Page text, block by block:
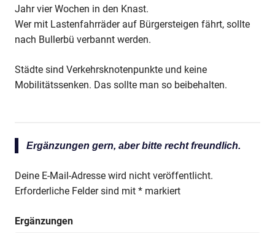
Jahr vier Wochen in den Knast.
Wer mit Lastenfahrräder auf Bürgersteigen fährt, sollte
nach Bullerbü verbannt werden.
Städte sind Verkehrsknotenpunkte und keine
Mobilitätssenken. Das sollte man so beibehalten.
Ergänzungen gern, aber bitte recht freundlich.
Deine E-Mail-Adresse wird nicht veröffentlicht.
Erforderliche Felder sind mit * markiert
Ergänzungen